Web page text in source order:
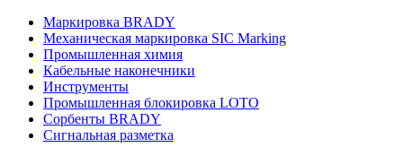
Маркировка BRADY
Механическая маркировка SIC Marking
Промышленная химия
Кабельные наконечники
Инструменты
Промышленная блокировка LOTO
Сорбенты BRADY
Сигнальная разметка